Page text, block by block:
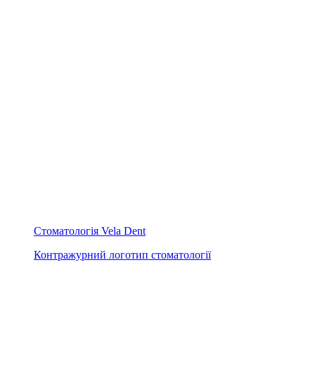
Стоматологія Vela Dent
Контражурний логотип стоматології